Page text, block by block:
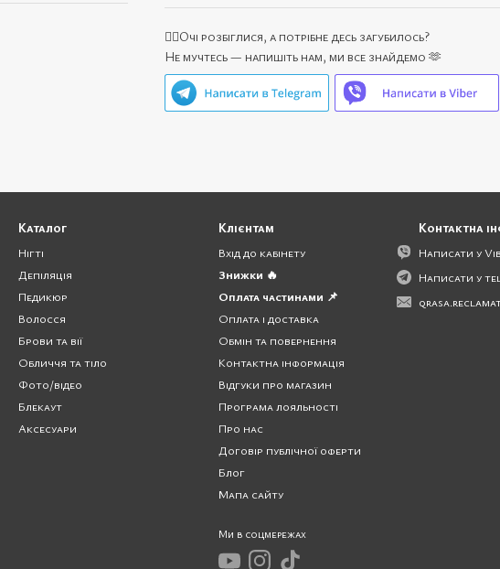
🙋‍♀️Очі розбіглися, а потрібне десь загубилось?
Не мучтесь — напишіть нам, ми все знайдемо 🫶
Каталог
Нігті
Депіляція
Педикюр
Волосся
Брови та вії
Обличчя та тіло
Фото/відео
Блекаут
Аксесуари
Клієнтам
Вхід до кабінету
Знижки 🔥
Оплата частинами 📌
Оплата і доставка
Обмін та повернення
Контактна інформація
Відгуки про магазин
Програма лояльності
Про нас
Договір публічної оферти
Блог
Мапа сайту
Ми в соцмережах
Контактна
Написати у
Написати у